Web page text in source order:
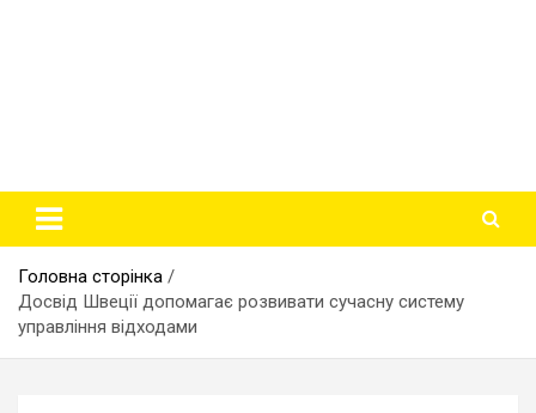
Головна сторінка
Досвід Швеції допомагає розвивати сучасну систему
управління відходами